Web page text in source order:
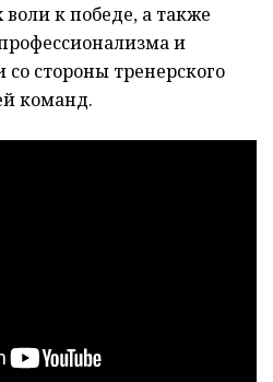
к победе, а также
и
стороны тренерского
команд.